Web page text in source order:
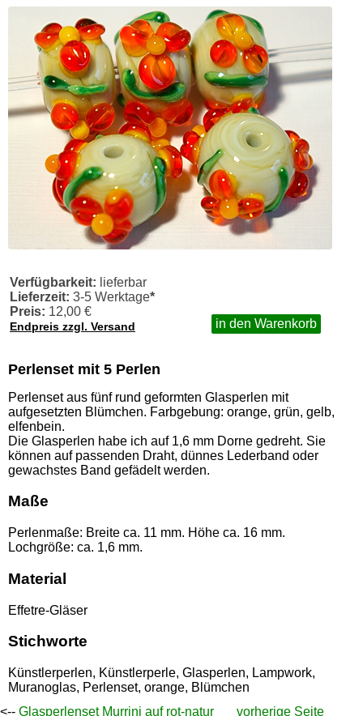
Verfügbarkeit: lieferbar
Lieferzeit: 3-5 Werktage*
Preis: 12,00 €
Endpreis zzgl. Versand in den Warenkorb
Perlenset mit 5 Perlen
Perlenset aus fünf rund geformten Glasperlen mit
aufgesetzten Blümchen. Farbgebung: orange, grün, gelb,
elfenbein.
Die Glasperlen habe ich auf 1,6 mm Dorne gedreht. Sie
können auf passenden Draht, dünnes Lederband oder
gewachstes Band gefädelt werden.
Maße
Perlenmaße: Breite ca. 11 mm. Höhe ca. 16 mm.
Lochgröße: ca. 1,6 mm.
Material
Effetre-Gläser
Stichworte
Künstlerperlen, Künstlerperle, Glasperlen, Lampwork,
Muranoglas, Perlenset, orange, Blümchen
<-- Glasperlenset Murrini auf rot-natur vorherige Seite